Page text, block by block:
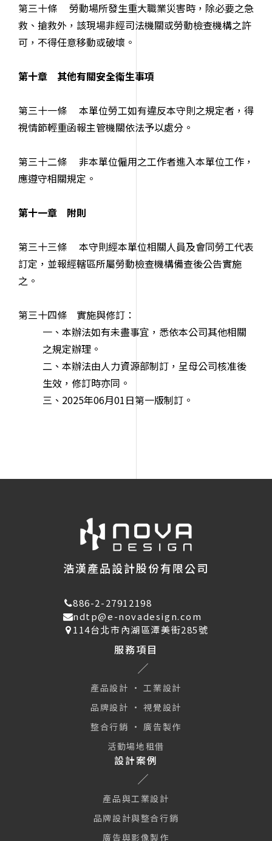
第三十條 勞動場所發生重大職業災害時，除必要之急
救、搶救外，該現場非經司法機關或勞動檢查機構之許
可，不得任意移動或破壞。
第十章 其他有關安全衛生事項
第三十一條 本單位勞工如有違反本守則之規定者，得
視情節輕重函報主管機關依法予以處分。
第三十二條 非本單位僱用之工作者進入本單位工作，
應遵守相關規定。
第十一章 附則
第三十三條 本守則經本單位相關人員及會同勞工代表
訂定，並報經轄區所屬勞動檢查機構備查後公告實施
之。
第三十四條 實施與修訂：
一、本辦法如有未盡事宜，悉依本公司其他相關
之規定辦理。
二、本辦法由人力資源部制訂，呈母公司核准後
生效，修訂時亦同。
三、2025年06月01日第一版制訂。
浩漢產品設計股份有限公司
886-2-27912198
ndtp@e-novadesign.com
114台北市內湖區潭美街285號
服務項目
產品設計 · 工業設計
品牌設計 · 視覺設計
整合行銷 · 廣告製作
活動場地租借
設計案例
產品與工業設計
品牌設計與整合行銷
廣告與影像製作